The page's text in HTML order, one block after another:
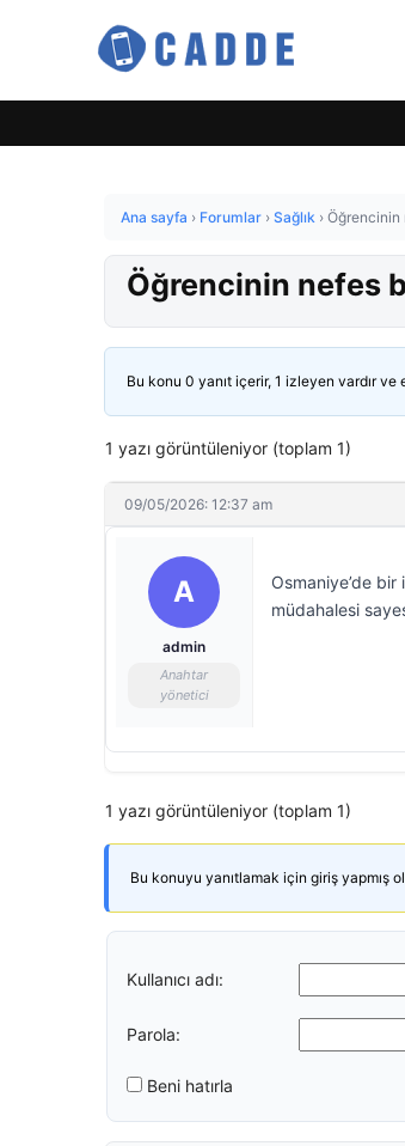
Ana sayfa › Forumlar › Sağlık › Öğrencinin
Öğrencinin nefes
Bu konu 0 yanıt içerir, 1 izleyen vardır ve
1 yazı görüntüleniyor (toplam 1)
09/05/2026: 12:37 am
A
admin
Anahtar
yönetici
Osmaniye’de bir
müdahalesi
1 yazı görüntüleniyor (toplam 1)
Bu konuyu yanıtlamak için giriş yapmış
Kullanıcı adı:
Parola:
Beni hatırla